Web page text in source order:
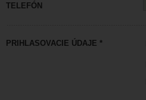
TELEFÓN
PRIHLASOVACIE ÚDAJE *